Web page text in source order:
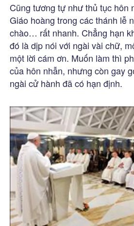
Cũng tương tự như thủ tục hôn
Giáo hoàng trong các thánh lễ
chào… rất nhanh. Chẳng hạn
đó là dịp nói với ngài vài chữ,
một lời cám ơn. Muốn làm thì
của hôn nhẫn, nhưng còn gay
ngài cử hành đã có hạn định.